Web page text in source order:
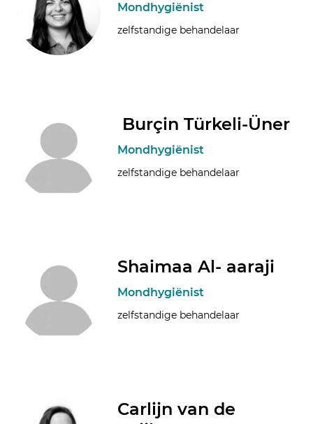
Mondhygiënist
zelfstandige behandelaar
Burçin Türkeli-Üner
Mondhygiënist
zelfstandige behandelaar
Shaimaa Al- aaraji
Mondhygiënist
zelfstandige behandelaar
Carlijn van de